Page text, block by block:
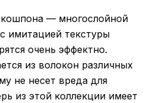
— многослойной
имитацией текстуры
очень эффектно.
из волокон различных
не несет вреда для
из этой коллекции имеет